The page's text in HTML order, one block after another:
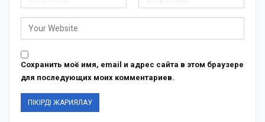
Сохранить моё имя, email и адрес сайта в этом браузере
для последующих моих комментариев.